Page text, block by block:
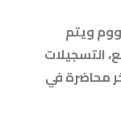
ويتم
التسجيلات
محاضرة في